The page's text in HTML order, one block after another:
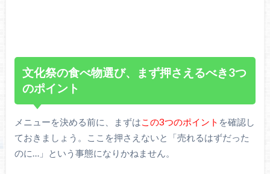
文化祭の食べ物選び、まず押さえるべき3つ
のポイント
メニューを決める前に、まずはこの3つのポイント を確認し
ておきましょう。ここを押さえないと「売れるはずだった
のに…」という事態になりかねません。